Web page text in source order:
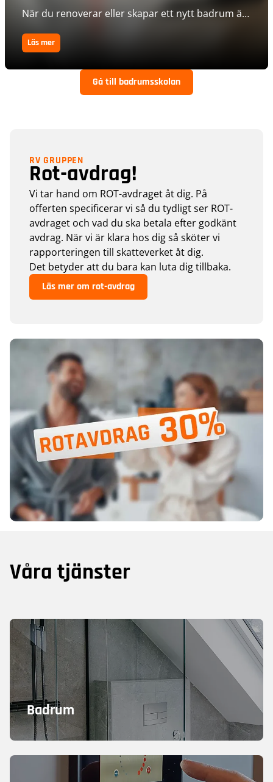
När du renoverar eller skapar ett nytt badrum är
Läs mer
Gå till badrumsskolan
RV GRUPPEN
Rot-avdrag!
Vi tar hand om ROT-avdraget åt dig. På
offerten specificerar vi så du tydligt ser ROT-
avdraget och vad du ska betala efter godkänt
avdrag. När vi är klara hos dig så sköter vi
rapporteringen till skatteverket åt dig.
Det betyder att du bara kan luta dig tillbaka.
Läs mer om rot-avdrag
Våra tjänster
Badrum